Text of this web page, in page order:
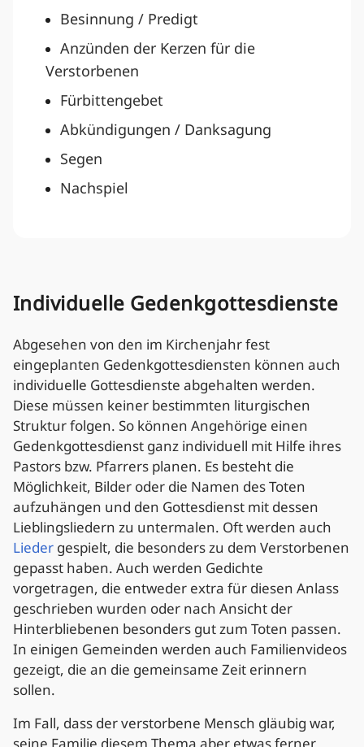
Besinnung / Predigt
Anzünden der Kerzen für die
Verstorbenen
Fürbittengebet
Abkündigungen / Danksagung
Segen
Nachspiel
Individuelle Gedenkgottesdienste
Abgesehen von den im Kirchenjahr fest
eingeplanten Gedenkgottesdiensten können auch
individuelle Gottesdienste abgehalten werden.
Diese müssen keiner bestimmten liturgischen
Struktur folgen. So können Angehörige einen
Gedenkgottesdienst ganz individuell mit Hilfe ihres
Pastors bzw. Pfarrers planen. Es besteht die
Möglichkeit, Bilder oder die Namen des Toten
aufzuhängen und den Gottesdienst mit dessen
Lieblingsliedern zu untermalen. Oft werden auch
Lieder gespielt, die besonders zu dem Verstorbenen
gepasst haben. Auch werden Gedichte
vorgetragen, die entweder extra für diesen Anlass
geschrieben wurden oder nach Ansicht der
Hinterbliebenen besonders gut zum Toten passen.
In einigen Gemeinden werden auch Familienvideos
gezeigt, die an die gemeinsame Zeit erinnern
sollen.
Im Fall, dass der verstorbene Mensch gläubig war,